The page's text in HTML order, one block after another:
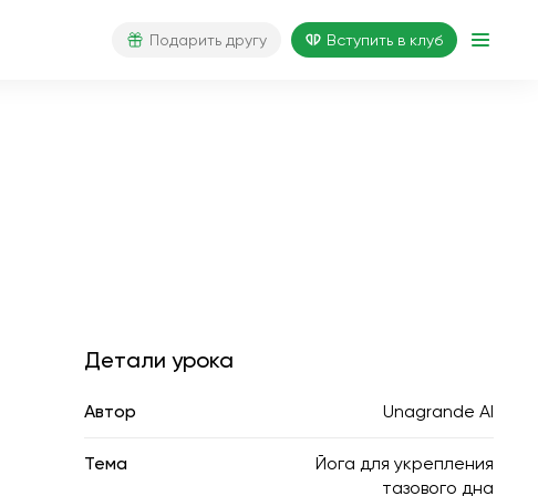
Подарить другу Вступить в клуб
Детали урока
Автор Unagrande AI
Тема
Йога для укрепления
тазового дна